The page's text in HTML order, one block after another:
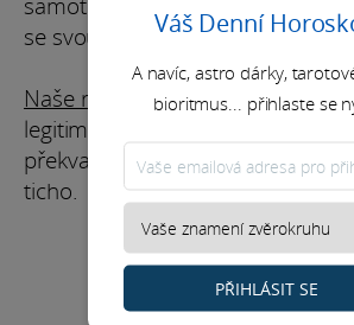
se svou hlubokou podstatou.
Naše rada:
Samota vás může
legitimní, ale zkuste občas zůstat
překvapeni nečekanými
ticho.
Váš Denní
A navíc, astro dárky,
bioritmus... přihlaste se
PŘIHLÁSIT SE